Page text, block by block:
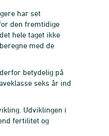
har set
den fremtidige
hele taget ikke
med de
betydelig på
seks år ind
Udviklingen i
fertilitet og